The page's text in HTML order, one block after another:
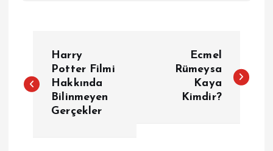
a
Harry
Potter Filmi
Hakkında
Bilinmeyen
Gerçekler
Ecmel
Rümeysa
Kaya
Kimdir?